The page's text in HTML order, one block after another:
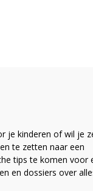
je kinderen of wil je
te zetten naar een
tips te komen voor
en dossiers over